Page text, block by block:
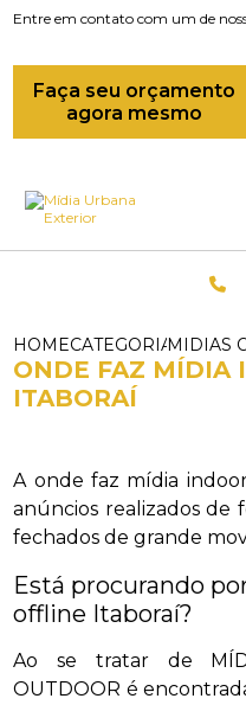
Entre em contato com um de
Faça seu orçamento
agora mesmo
HOMECATEGORIASMIDIAS
ONDE FAZ MÍDIA
ITABORAÍ
A onde faz mídia
anúncios realizados de
fechados de grande
Está procurando
offline Itaboraí?
Ao se tratar de
OUTDOOR é